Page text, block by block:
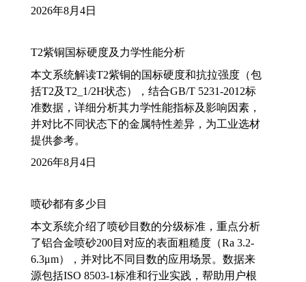
2026年8月4日
T2紫铜国标硬度及力学性能分析
本文系统解读T2紫铜的国标硬度和抗拉强度（包
括T2及T2_1/2H状态），结合GB/T 5231-2012标
准数据，详细分析其力学性能指标及影响因素，
并对比不同状态下的金属特性差异，为工业选材
提供参考。
2026年8月4日
喷砂都有多少目
本文系统介绍了喷砂目数的分级标准，重点分析
了铝合金喷砂200目对应的表面粗糙度（Ra 3.2-
6.3μm），并对比不同目数的应用场景。数据来
源包括ISO 8503-1标准和行业实践，帮助用户根